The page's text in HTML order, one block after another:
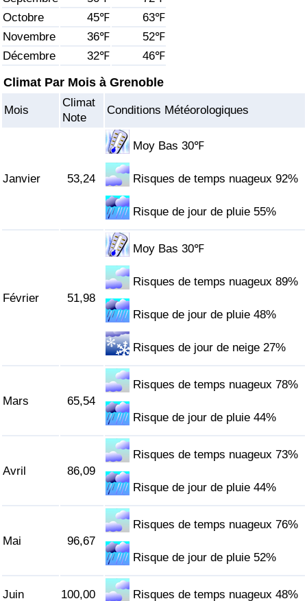
Octobre
45℉
63℉
Novembre
36℉
52℉
Décembre
32℉ 46℉
Climat Par Mois à Grenoble
Mois
Climat
Note
Conditions Météorologiques
Janvier 53,24
Moy Bas 30℉
Risques de temps nuageux 92%
Risque de jour de pluie 55%
Février 51,98
Moy Bas 30℉
Risques de temps nuageux 89%
Risque de jour de pluie 48%
Risques de jour de neige 27%
Mars 65,54
Risques de temps nuageux 78%
Risque de jour de pluie 44%
Avril 86,09
Risques de temps nuageux 73%
Risque de jour de pluie 44%
Mai 96,67
Risques de temps nuageux 76%
Risque de jour de pluie 52%
Juin 100,00 Risques de temps nuageux 48%
Soins de santé
Indice des soins de santé (Actuel)
Indice des soins de santé par Pays
Indice de Pollution (Actuel)
Indice de pollution
Indice de Pollution par Pays
Trafic
Indice de Trafic (Actuel)
Indice de Trafic par Pays